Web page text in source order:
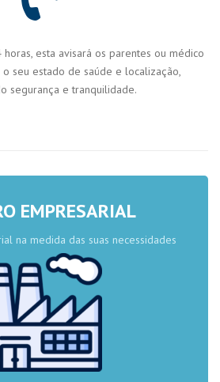
horas, esta avisará os parentes ou médico
seu estado de saúde e localização,
segurança e tranquilidade.
EMPRESARIAL
na medida das suas necessidades